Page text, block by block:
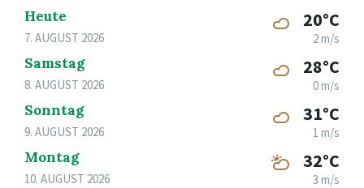
Heute
7. AUGUST 2026
20°C
2 m/s
Samstag
8. AUGUST 2026
28°C
0 m/s
Sonntag
9. AUGUST 2026
31°C
1 m/s
Montag
10. AUGUST 2026
32°C
3 m/s